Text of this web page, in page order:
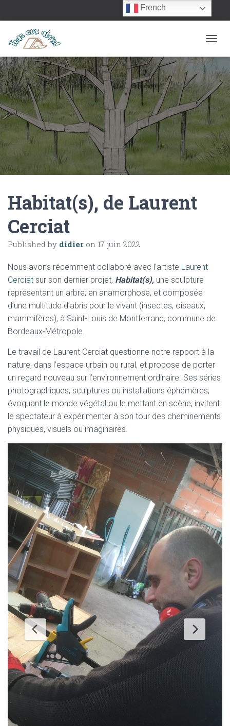
Habitat(s), de Laurent
Cerciat
Published by didier on 17 juin 2022
Nous avons récemment collaboré avec l’artiste Laurent
Cerciat sur son dernier projet, Habitat(s), une sculpture
représentant un arbre, en anamorphose, et composée
d’une multitude d’abris pour le vivant (insectes, oiseaux,
mammifères), à Saint-Louis de Montferrand, commune de
Bordeaux-Métropole.
Le travail de Laurent Cerciat questionne notre rapport à la
nature, dans l’espace urbain ou rural, et propose de porter
un regard nouveau sur l’environnement ordinaire. Ses séries
photographiques, sculptures ou installations éphémères,
évoquant le monde végétal ou le mettant en scène, invitent
le spectateur à expérimenter à son tour des cheminements
physiques, visuels ou imaginaires.
French